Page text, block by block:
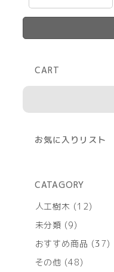
CART
お気に入りリスト
CATAGORY
人工樹木
1212
商
未分類 99
の
商
おすすめ商品 3737
その他 4848